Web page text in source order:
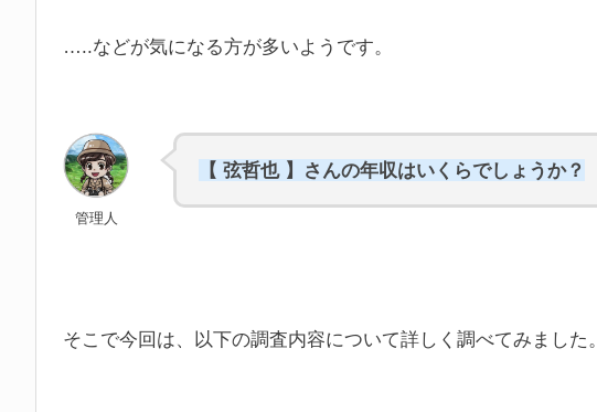
…..などが気になる方が多いようです。
管理人
【 弦哲也 】さんの年収はいくらでしょうか？
そこで今回は、以下の調査内容について詳しく調べてみました。